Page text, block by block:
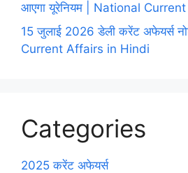
आएगा यूरेनियम | National
15 जुलाई 2026 डेली करेंट अफेयर्स
Current Affairs in Hindi
Categories
2025 करेंट अफेयर्स